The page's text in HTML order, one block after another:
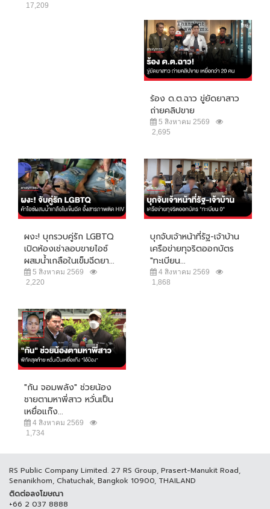
17,209
ร้อง ด.ต.ฉาว ขู่ยัดยาสาว
ถ่ายคลิปขาย
5 สิงหาคม 2569
2,695
ผงะ! บุกรวบคู่รัก LGBTQ
เปิดห้องเช่าลอบขายไอซ์
ผสมน้ำเกลือในเข็มฉีดยา...
5 สิงหาคม 2569
2,220
บุกจับเจ้าหน้าที่รัฐ-เจ้าบ้าน
เครือข่ายทุจริตออกบัตร
"ทะเบียน...
4 สิงหาคม 2569
1,868
"กัน จอมพลัง" ช่วยน้อง
ชายตามหาพี่สาว หวั่นเป็น
เหยื่อแก๊ง...
4 สิงหาคม 2569
1,734
RS Public Company Limited. 27 RS Group, Prasert-Manukit Road,
Senanikhom, Chatuchak, Bangkok 10900, THAILAND
ติดต่อลงโฆษณา
+66 2 037 8888